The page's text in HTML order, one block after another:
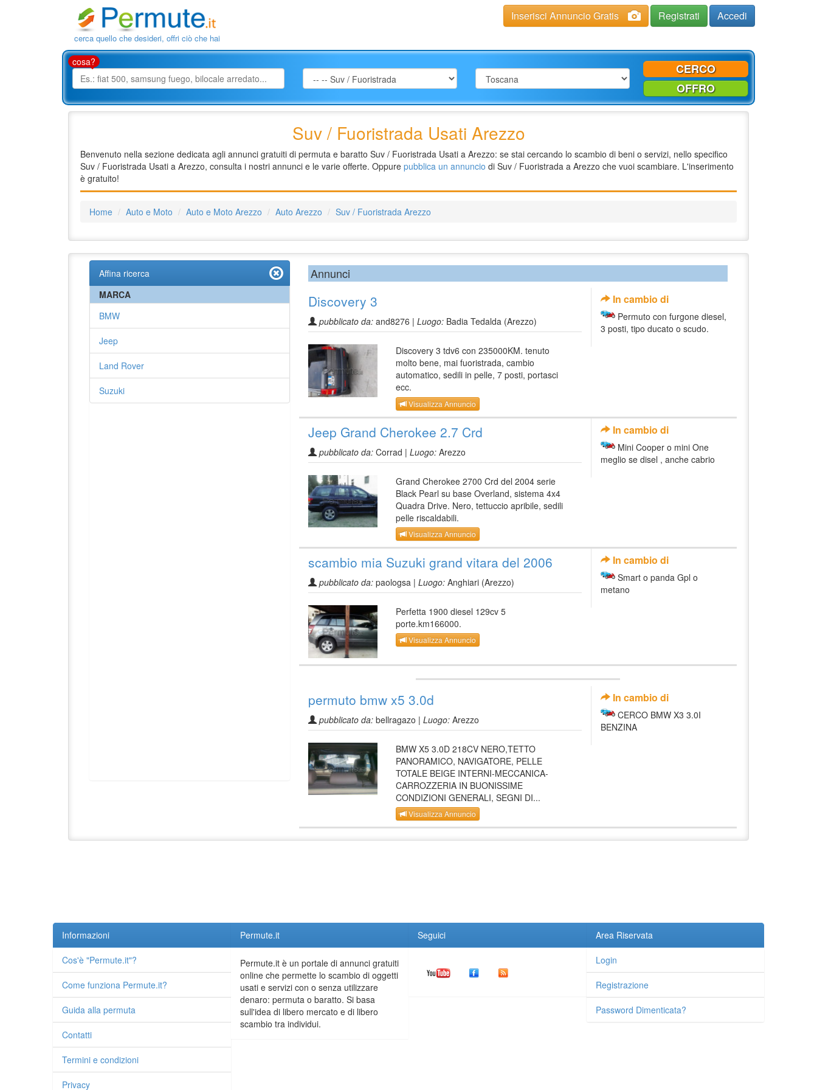
cerca quello che desideri, offri ciò che hai
Inserisci Annuncio Gratis Registrati Accedi
cosa?
CERCO
OFFRO
Suv / Fuoristrada Usati Arezzo
Benvenuto nella sezione dedicata agli annunci gratuiti di permuta e baratto Suv / Fuoristrada Usati a Arezzo: se stai cercando lo scambio di beni o servizi, nello specifico
Suv / Fuoristrada Usati a Arezzo, consulta i nostri annunci e le varie offerte. Oppure pubblica un annuncio di Suv / Fuoristrada a Arezzo che vuoi scambiare. L'inserimento
è gratuito!
Home Auto e Moto Auto e Moto Arezzo Auto Arezzo Suv / Fuoristrada Arezzo
Affina ricerca
MARCA
BMW
Jeep
Land Rover
Suzuki
Annunci
Discovery 3
pubblicato da: and8276 | Luogo: Badia Tedalda (Arezzo)
Discovery 3 tdv6 con 235000KM. tenuto
molto bene, mai fuoristrada, cambio
automatico, sedili in pelle, 7 posti, portasci
ecc.
Visualizza Annuncio
In cambio di
Permuto con furgone diesel,
3 posti, tipo ducato o scudo.
Jeep Grand Cherokee 2.7 Crd
pubblicato da: Corrad | Luogo: Arezzo
Grand Cherokee 2700 Crd del 2004 serie
Black Pearl su base Overland, sistema 4x4
Quadra Drive. Nero, tettuccio apribile, sedili
pelle riscaldabili.
Visualizza Annuncio
In cambio di
Mini Cooper o mini One
meglio se disel , anche cabrio
scambio mia Suzuki grand vitara del 2006
pubblicato da: paologsa | Luogo: Anghiari (Arezzo)
Perfetta 1900 diesel 129cv 5
porte.km166000.
Visualizza Annuncio
In cambio di
Smart o panda Gpl o
metano
permuto bmw x5 3.0d
pubblicato da: bellragazo | Luogo: Arezzo
BMW X5 3.0D 218CV NERO,TETTO
PANORAMICO, NAVIGATORE, PELLE
TOTALE BEIGE INTERNI-MECCANICA-
CARROZZERIA IN BUONISSIME
CONDIZIONI GENERALI, SEGNI DI...
Visualizza Annuncio
In cambio di
CERCO BMW X3 3.0I
BENZINA
Informazioni
Cos'è "Permute.it"?
Come funziona Permute.it?
Guida alla permuta
Contatti
Termini e condizioni
Privacy
Permute.it
Permute.it è un portale di annunci gratuiti
online che permette lo scambio di oggetti
usati e servizi con o senza utilizzare
denaro: permuta o baratto. Si basa
sull'idea di libero mercato e di libero
scambio tra individui.
Seguici Area Riservata
Login
Registrazione
Password Dimenticata?